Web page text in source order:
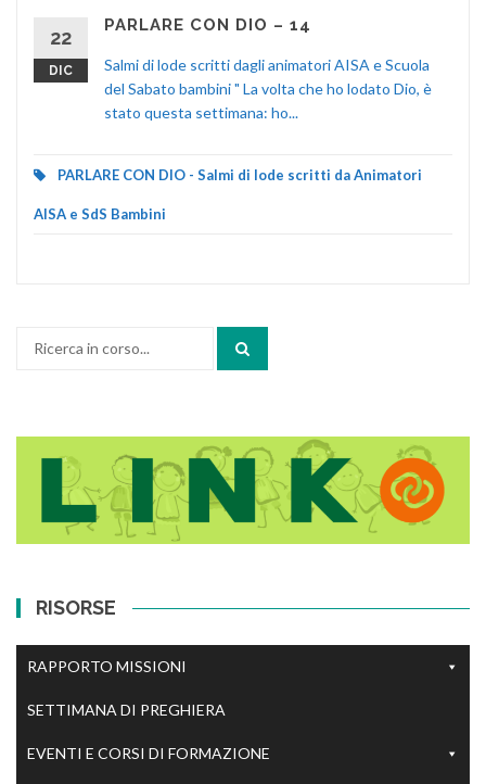
22
DIC
PARLARE CON DIO – 14
Salmi di lode scritti dagli animatori AISA e Scuola
del Sabato bambini " La volta che ho lodato Dio, è
stato questa settimana: ho...
PARLARE CON DIO - Salmi di lode scritti da Animatori
AISA e SdS Bambini
RISORSE
RAPPORTO MISSIONI
SETTIMANA DI PREGHIERA
EVENTI E CORSI DI FORMAZIONE